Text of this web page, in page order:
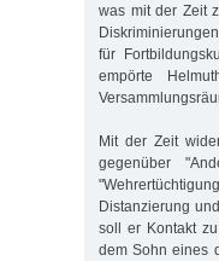
was mit der Zeit
für
empörte
Mit der Zeit
gegenüber
Distanzierung
soll er Kontakt
dem Sohn eines